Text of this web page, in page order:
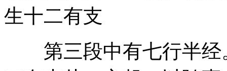
生十二有支
第三段中有七行半经